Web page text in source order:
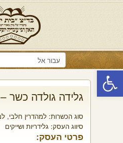
פתח סרגל נגישות
גלידה גולדה כשר
סוג הכשרות: למהדרין חלבי,
סיווג העסק: גלידריות ושייקים
פרטי העסק: